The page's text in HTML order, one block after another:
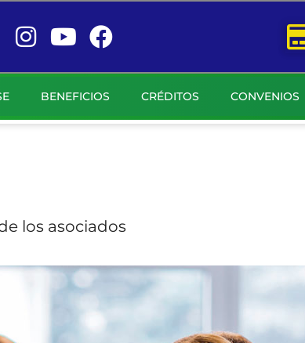
BENEFICIOS CRÉDITOS CONVENIOS
los asociados